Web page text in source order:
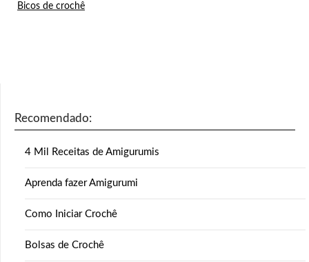
Bicos de crochê
Recomendado:
4 Mil Receitas de Amigurumis
Aprenda fazer Amigurumi
Como Iniciar Crochê
Bolsas de Crochê